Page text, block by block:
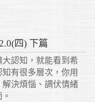
四) 下篇
認知，就能看到希
有很多層次，你用
解決煩惱、調伏情緒
心續是一種習氣。它必
習，經年累月辛苦的努
真的話，剛培養出來的
枯萎了！